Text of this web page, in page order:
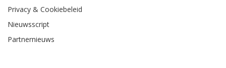
Privacy & Cookiebeleid
Nieuwsscript
Partnernieuws